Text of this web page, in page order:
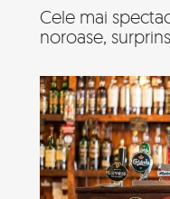
Cele mai
noroase,